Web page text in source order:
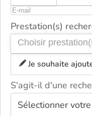
Prestation(s)
Je souhaite
S'agit-il d'une